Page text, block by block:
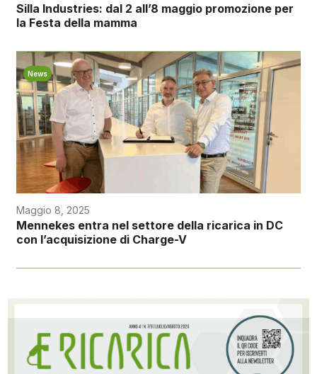
Silla Industries: dal 2 all’8 maggio promozione per
la Festa della mamma
News
Maggio 8, 2025
Mennekes entra nel settore della ricarica in DC
con l’acquisizione di Charge-V